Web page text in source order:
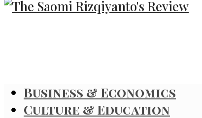
Business & Economics
Culture & Education